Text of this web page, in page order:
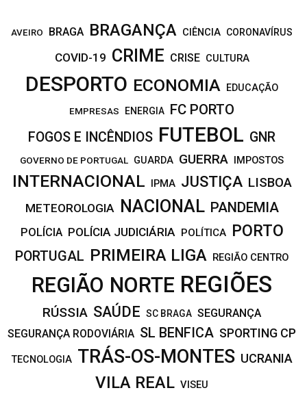
AVEIRO BRAGA BRAGANÇA CIÊNCIA CORONAVÍRUS
COVID-19 CRIME CRISE CULTURA
DESPORTO ECONOMIA EDUCAÇÃO
EMPRESAS ENERGIA FC PORTO
FOGOS E INCÊNDIOS FUTEBOL GNR
GOVERNO DE PORTUGAL GUARDA GUERRA IMPOSTOS
INTERNACIONAL IPMA JUSTIÇA LISBOA
METEOROLOGIA NACIONAL PANDEMIA
POLÍCIA POLÍCIA JUDICIÁRIA POLÍTICA PORTO
PORTUGAL PRIMEIRA LIGA REGIÃO CENTRO
REGIÃO NORTE REGIÕES
RÚSSIA SAÚDE SC BRAGA SEGURANÇA
SEGURANÇA RODOVIÁRIA SL BENFICA SPORTING CP
TECNOLOGIA TRÁS-OS-MONTES UCRANIA
VILA REAL VISEU